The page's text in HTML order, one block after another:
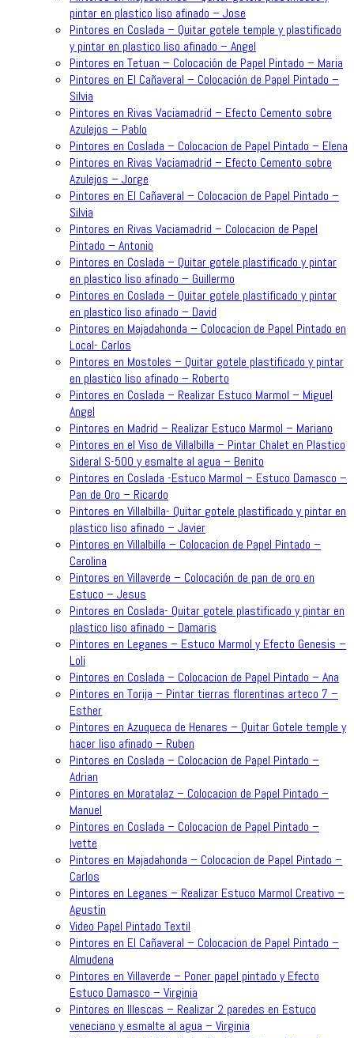
pintar en plastico liso afinado – Jose
Pintores en Coslada – Quitar gotele temple y plastificado
y pintar en plastico liso afinado – Angel
Pintores en Tetuan – Colocación de Papel Pintado – Maria
Pintores en El Cañaveral – Colocación de Papel Pintado –
Silvia
Pintores en Rivas Vaciamadrid – Efecto Cemento sobre
Azulejos – Pablo
Pintores en Coslada – Colocacion de Papel Pintado – Elena
Pintores en Rivas Vaciamadrid – Efecto Cemento sobre
Azulejos – Jorge
Pintores en El Cañaveral – Colocacion de Papel Pintado –
Silvia
Pintores en Rivas Vaciamadrid – Colocacion de Papel
Pintado – Antonio
Pintores en Coslada – Quitar gotele plastificado y pintar
en plastico liso afinado – Guillermo
Pintores en Coslada – Quitar gotele plastificado y pintar
en plastico liso afinado – David
Pintores en Majadahonda – Colocacion de Papel Pintado en
Local- Carlos
Pintores en Mostoles – Quitar gotele plastificado y pintar
en plastico liso afinado – Roberto
Pintores en Coslada – Realizar Estuco Marmol – Miguel
Angel
Pintores en Madrid – Realizar Estuco Marmol – Mariano
Pintores en el Viso de Villalbilla – Pintar Chalet en Plastico
Sideral S-500 y esmalte al agua – Benito
Pintores en Coslada -Estuco Marmol – Estuco Damasco –
Pan de Oro – Ricardo
Pintores en Villalbilla- Quitar gotele plastificado y pintar en
plastico liso afinado – Javier
Pintores en Villalbilla – Colocacion de Papel Pintado –
Carolina
Pintores en Villaverde – Colocación de pan de oro en
Estuco – Jesus
Pintores en Coslada- Quitar gotele plastificado y pintar en
plastico liso afinado – Damaris
Pintores en Leganes – Estuco Marmol y Efecto Genesis –
Loli
Pintores en Coslada – Colocacion de Papel Pintado – Ana
Pintores en Torija – Pintar tierras florentinas arteco 7 –
Esther
Pintores en Azuqueca de Henares – Quitar Gotele temple y
hacer liso afinado – Ruben
Pintores en Coslada – Colocacion de Papel Pintado –
Adrian
Pintores en Moratalaz – Colocacion de Papel Pintado –
Manuel
Pintores en Coslada – Colocacion de Papel Pintado –
Ivette
Pintores en Majadahonda – Colocacion de Papel Pintado –
Carlos
Pintores en Leganes – Realizar Estuco Marmol Creativo –
Agustin
Video Papel Pintado Textil
Pintores en El Cañaveral – Colocacion de Papel Pintado –
Almudena
Pintores en Villaverde – Poner papel pintado y Efecto
Estuco Damasco – Virginia
Pintores en Illescas – Realizar 2 paredes en Estuco
veneciano y esmalte al agua – Virginia